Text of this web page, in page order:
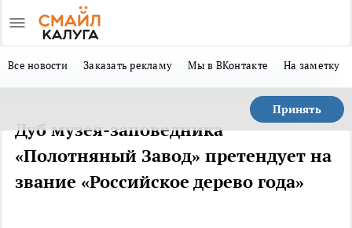
Все новости Заказать рекламу Мы в ВКонтакте На заметку
Принять
Дуб музея-заповедника
«Полотняный Завод» претендует на
звание «Российское дерево года»